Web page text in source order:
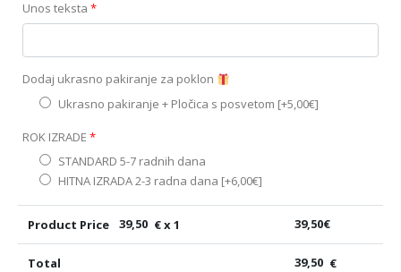
Unos teksta *
Dodaj ukrasno pakiranje za poklon
Ukrasno pakiranje + Pločica s posvetom [+5,00€]
ROK IZRADE *
STANDARD 5-7 radnih dana
HITNA IZRADA 2-3 radna dana [+6,00€]
Product Price 39,50 € x 1 39,50€
Total 39,50 €